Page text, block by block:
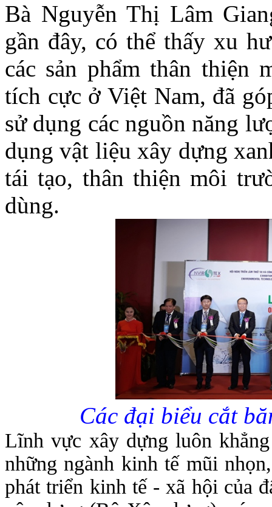
Bà Nguyễn Thị Lâm
gần đây, có thể thấy xu
các sản phẩm thân thiện
tích cực ở Việt Nam, đã
sử dụng các nguồn năng
dụng vật liệu xây dựng
tái tạo, thân thiện môi
dùng.
Các đại biểu cắt
Lĩnh vực xây dựng luôn
những ngành kinh tế mũi
phát triển kinh tế - xã hội của